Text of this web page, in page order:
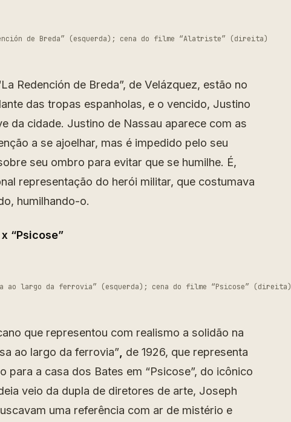
de Breda” (esquerda); cena do filme “Alatriste” (direita)
Redención de Breda”, de Velázquez, estão no
das tropas espanholas, e o vencido, Justino
da cidade. Justino de Nassau aparece com as
a se ajoelhar, mas é impedido pelo seu
seu ombro para evitar que se humilhe. É,
representação do herói militar, que costumava
humilhando-o.
“Psicose”
ao largo da ferrovia” (esquerda); cena do filme “Psicose” (direita)
que representou com realismo a solidão na
ao largo da ferrovia” de 1926, que representa
para a casa dos Bates em “Psicose”, do icônico
veio da dupla de diretores de arte, Joseph
uma referência com ar de mistério e